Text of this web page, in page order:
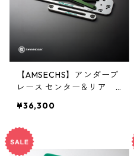
【AMSECHS】アンダーブ
レース センター＆リア A
6】
¥36,300